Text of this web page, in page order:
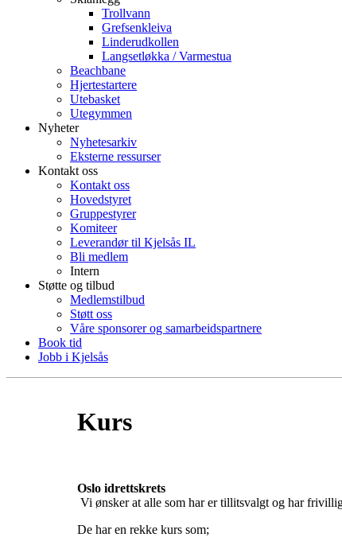
Trollvann
Grefsenkleiva
Linderudkollen
Langsetløkka / Varmestua
Beachbane
Hjertestartere
Utebasket
Utegymmen
Nyheter
Nyhetesarkiv
Eksterne ressurser
Kontakt oss
Kontakt oss
Hovedstyret
Gruppestyrer
Komiteer
Leverandør til Kjelsås IL
Bli medlem
Intern
Støtte og tilbud
Medlemstilbud
Støtt oss
Våre sponsorer og samarbeidspartnere
Book tid
Jobb i Kjelsås
Kurs
Oslo idrettskrets
Vi ønsker at alle som har er tillitsvalgt og har
De har en rekke kurs som;